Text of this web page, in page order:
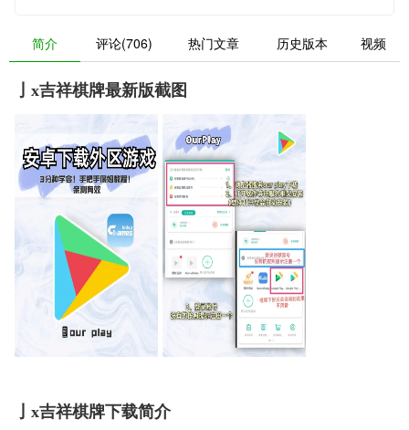
简介 评论(706) 热门文章 历史版本 视频
亅x吉祥棋牌最新版截图
亅x吉祥棋牌下载简介